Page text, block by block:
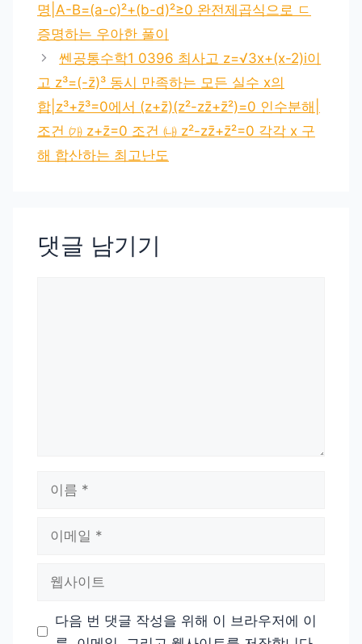
명|A-B=(a-c)²+(b-d)²≥0 완전제곱식으로 ㄷ
증명하는 우아한 풀이
쎈공통수학1 0396 최사고 z=√3x+(x-2)i이
고 z³=(-z̄)³ 동시 만족하는 모든 실수 x의
합|z³+z̄³=0에서 (z+z̄)(z²-zz̄+z̄²)=0 인수분해|
조건 ㈎ z+z̄=0 조건 ㈏ z²-zz̄+z̄²=0 각각 x 구
해 합산하는 최고난도
댓글 남기기
다음 번 댓글 작성을 위해 이 브라우저에 이